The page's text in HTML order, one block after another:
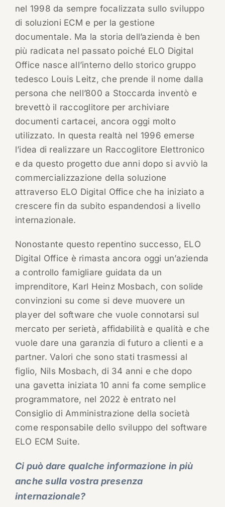
nel 1998 da sempre focalizzata sullo sviluppo
di soluzioni ECM e per la gestione
documentale. Ma la storia dell’azienda è ben
più radicata nel passato poiché ELO Digital
Office nasce all’interno dello storico gruppo
tedesco Louis Leitz, che prende il nome dalla
persona che nell’800 a Stoccarda inventò e
brevettò il raccoglitore per archiviare
documenti cartacei, ancora oggi molto
utilizzato. In questa realtà nel 1996 emerse
l’idea di realizzare un Raccoglitore Elettronico
e da questo progetto due anni dopo si avviò la
commercializzazione della soluzione
attraverso ELO Digital Office che ha iniziato a
crescere fin da subito espandendosi a livello
internazionale.
Nonostante questo repentino successo, ELO
Digital Office è rimasta ancora oggi un’azienda
a controllo famigliare guidata da un
imprenditore, Karl Heinz Mosbach, con solide
convinzioni su come si deve muovere un
player del software che vuole connotarsi sul
mercato per serietà, affidabilità e qualità e che
vuole dare una garanzia di futuro a clienti e a
partner. Valori che sono stati trasmessi al
figlio, Nils Mosbach, di 34 anni e che dopo
una gavetta iniziata 10 anni fa come semplice
programmatore, nel 2022 è entrato nel
Consiglio di Amministrazione della società
come responsabile dello sviluppo del software
ELO ECM Suite.
Ci può dare qualche informazione in più
anche sulla vostra presenza
internazionale?